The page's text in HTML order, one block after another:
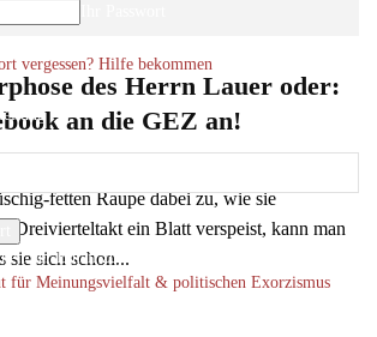
vergessen? Hilfe bekommen
per Email zugeschickt.
des Herrn Lauer oder:
an die GEZ an!
fetten Raupe dabei zu, wie sie
Dreivierteltakt ein Blatt verspeist, kann man
sie sich schon...